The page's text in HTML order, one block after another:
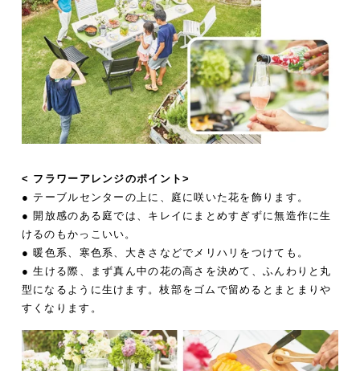
< フラワーアレンジのポイント>
● テーブルセンターの上に、庭に咲いた花を飾ります。
● 開放感のある庭では、キレイにまとめすぎずに無造作に生
けるのもかっこいい。
● 暖色系、寒色系、大きさなどでメリハリをつけても。
● 生ける際、まず真ん中の花の高さを決めて、ふんわりと丸
型になるように生けます。枝部をゴムで留めるとまとまりや
すくなります。